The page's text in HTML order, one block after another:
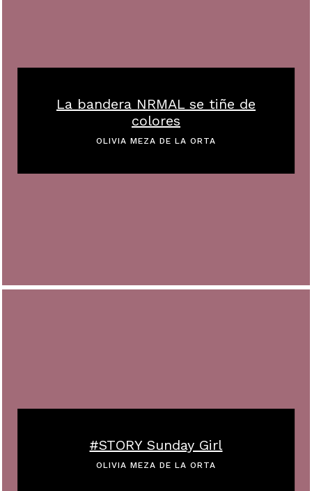
La bandera NRMAL se tiñe de
colores
OLIVIA MEZA DE LA ORTA
#STORY Sunday Girl
OLIVIA MEZA DE LA ORTA